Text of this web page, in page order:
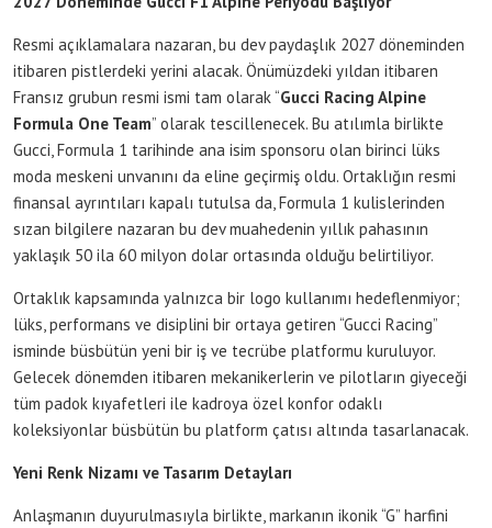
Resmi açıklamalara nazaran, bu dev paydaşlık 2027 döneminden
itibaren pistlerdeki yerini alacak. Önümüzdeki yıldan itibaren
Fransız grubun resmi ismi tam olarak “Gucci Racing Alpine
Formula One Team” olarak tescillenecek. Bu atılımla birlikte
Gucci, Formula 1 tarihinde ana isim sponsoru olan birinci lüks
moda meskeni unvanını da eline geçirmiş oldu. Ortaklığın resmi
finansal ayrıntıları kapalı tutulsa da, Formula 1 kulislerinden
sızan bilgilere nazaran bu dev muahedenin yıllık pahasının
yaklaşık 50 ila 60 milyon dolar ortasında olduğu belirtiliyor.
Ortaklık kapsamında yalnızca bir logo kullanımı hedeflenmiyor;
lüks, performans ve disiplini bir ortaya getiren “Gucci Racing”
isminde büsbütün yeni bir iş ve tecrübe platformu kuruluyor.
Gelecek dönemden itibaren mekanikerlerin ve pilotların giyeceği
tüm padok kıyafetleri ile kadroya özel konfor odaklı
koleksiyonlar büsbütün bu platform çatısı altında tasarlanacak.
Yeni Renk Nizamı ve Tasarım Detayları
Anlaşmanın duyurulmasıyla birlikte, markanın ikonik “G” harfini